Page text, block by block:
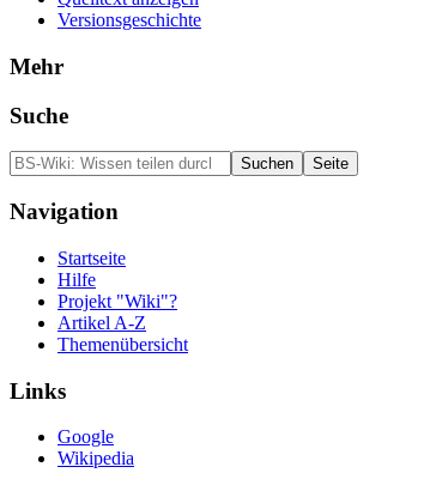
Versionsgeschichte
Mehr
Suche
Navigation
Startseite
Hilfe
Projekt "Wiki"?
Artikel A-Z
Themenübersicht
Links
Google
Wikipedia